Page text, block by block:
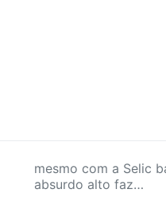
mesmo com a Selic
absurdo alto faz…